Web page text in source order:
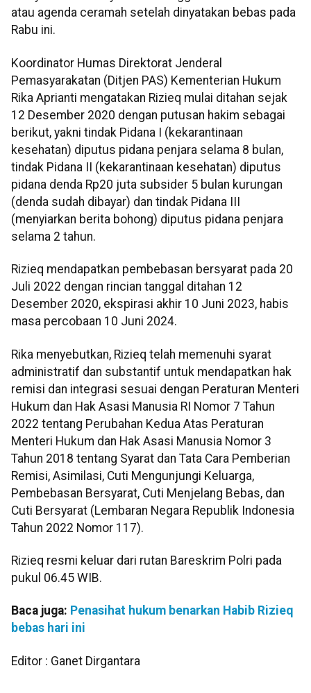
atau agenda ceramah setelah dinyatakan bebas pada
Rabu ini.
Koordinator Humas Direktorat Jenderal
Pemasyarakatan (Ditjen PAS) Kementerian Hukum
Rika Aprianti mengatakan Rizieq mulai ditahan sejak
12 Desember 2020 dengan putusan hakim sebagai
berikut, yakni tindak Pidana I (kekarantinaan
kesehatan) diputus pidana penjara selama 8 bulan,
tindak Pidana II (kekarantinaan kesehatan) diputus
pidana denda Rp20 juta subsider 5 bulan kurungan
(denda sudah dibayar) dan tindak Pidana III
(menyiarkan berita bohong) diputus pidana penjara
selama 2 tahun.
Rizieq mendapatkan pembebasan bersyarat pada 20
Juli 2022 dengan rincian tanggal ditahan 12
Desember 2020, ekspirasi akhir 10 Juni 2023, habis
masa percobaan 10 Juni 2024.
Rika menyebutkan, Rizieq telah memenuhi syarat
administratif dan substantif untuk mendapatkan hak
remisi dan integrasi sesuai dengan Peraturan Menteri
Hukum dan Hak Asasi Manusia RI Nomor 7 Tahun
2022 tentang Perubahan Kedua Atas Peraturan
Menteri Hukum dan Hak Asasi Manusia Nomor 3
Tahun 2018 tentang Syarat dan Tata Cara Pemberian
Remisi, Asimilasi, Cuti Mengunjungi Keluarga,
Pembebasan Bersyarat, Cuti Menjelang Bebas, dan
Cuti Bersyarat (Lembaran Negara Republik Indonesia
Tahun 2022 Nomor 117).
Rizieq resmi keluar dari rutan Bareskrim Polri pada
pukul 06.45 WIB.
Baca juga: Penasihat hukum benarkan Habib Rizieq
bebas hari ini
Editor : Ganet Dirgantara